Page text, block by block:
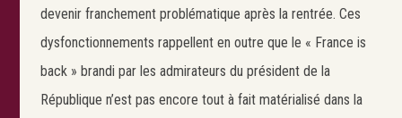
devenir franchement problématique après la rentrée. Ces
dysfonctionnements rappellent en outre que le « France is
back » brandi par les admirateurs du président de la
République n’est pas encore tout à fait matérialisé dans la